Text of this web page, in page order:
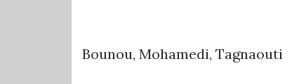
Bounou, Mohamedi, Tagnaouti